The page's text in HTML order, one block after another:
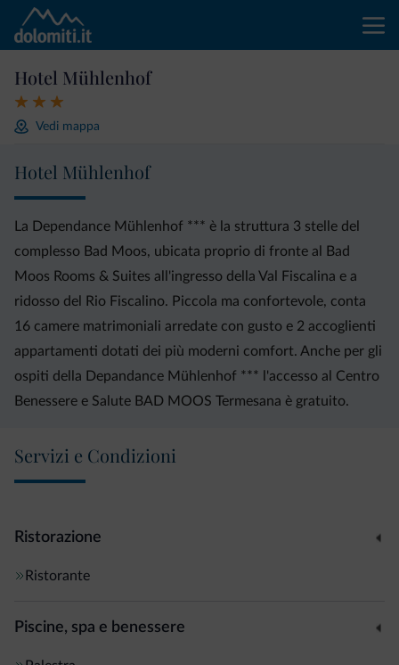
Hotel Mühlenhof
Vedi mappa
Hotel Mühlenhof
La Dependance Mühlenhof *** è la struttura 3 stelle del
complesso Bad Moos, ubicata proprio di fronte al Bad
Moos Rooms & Suites all'ingresso della Val Fiscalina e a
ridosso del Rio Fiscalino. Piccola ma confortevole, conta
16 camere matrimoniali arredate con gusto e 2 accoglienti
appartamenti dotati dei più moderni comfort. Anche per gli
ospiti della Depandance Mühlenhof *** l'accesso al Centro
Benessere e Salute BAD MOOS Termesana è gratuito.
Servizi e Condizioni
Ristorazione
Ristorante
Piscine, spa e benessere